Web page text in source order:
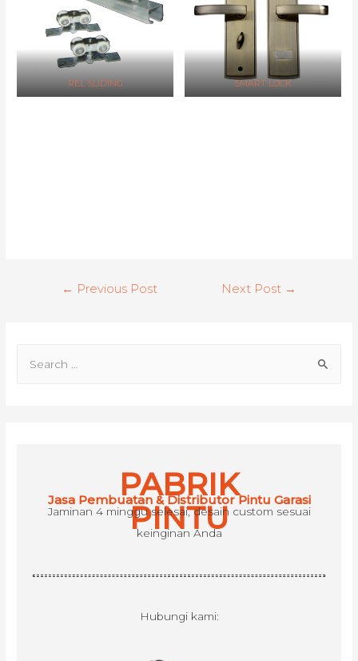
REL SLIDING SMART LOCK
← Previous Post Next Post →
PABRIK
PINTU
Jasa Pembuatan & Distributor Pintu Garasi
Jaminan 4 minggu selesai, desain custom sesuai
keinginan Anda
Hubungi kami: